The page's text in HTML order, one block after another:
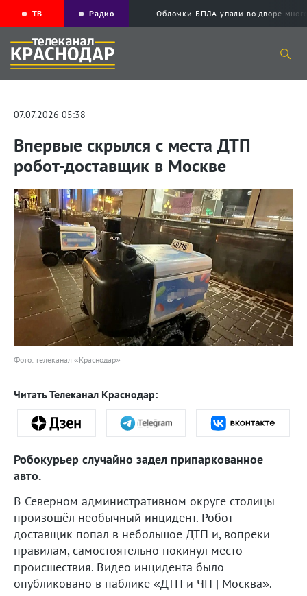
ТВ Радио Обломки БПЛА упали во дворе
07.07.2026 05:38
Впервые скрылся с места ДТП
робот-доставщик в Москве
Фото: телеканал «Краснодар»
Читать Телеканал Краснодар:
Робокурьер случайно задел припаркованное
авто.
В Северном административном округе столицы
произошёл необычный инцидент. Робот-
доставщик попал в небольшое ДТП и, вопреки
правилам, самостоятельно покинул место
происшествия. Видео инцидента было
опубликовано в паблике «ДТП и ЧП | Москва».